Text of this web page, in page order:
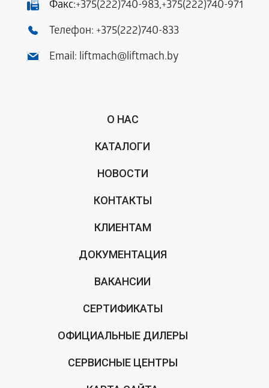
Факс:+375(222)740-983,+375(222)740-971
Телефон: +375(222)740-833
Email: liftmach@liftmach.by
О НАС
КАТАЛОГИ
НОВОСТИ
КОНТАКТЫ
КЛИЕНТАМ
ДОКУМЕНТАЦИЯ
ВАКАНСИИ
СЕРТИФИКАТЫ
ОФИЦИАЛЬНЫЕ ДИЛЕРЫ
СЕРВИСНЫЕ ЦЕНТРЫ